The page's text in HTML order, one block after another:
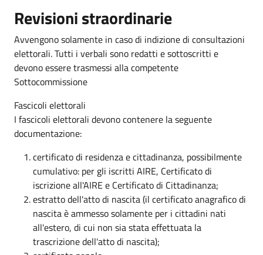
Revisioni straordinarie
Avvengono solamente in caso di indizione di consultazioni
elettorali. Tutti i verbali sono redatti e sottoscritti e
devono essere trasmessi alla competente
Sottocommissione
Fascicoli elettorali
I fascicoli elettorali devono contenere la seguente
documentazione:
certificato di residenza e cittadinanza, possibilmente
cumulativo: per gli iscritti AIRE, Certificato di
iscrizione all'AIRE e Certificato di Cittadinanza;
estratto dell'atto di nascita (il certificato anagrafico di
nascita è ammesso solamente per i cittadini nati
all'estero, di cui non sia stata effettuata la
trascrizione dell'atto di nascita);